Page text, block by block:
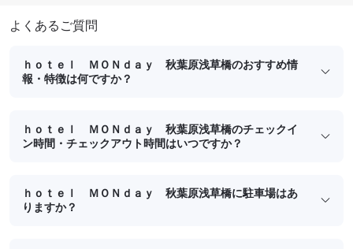
よくあるご質問
ｈｏｔｅｌ ＭＯＮｄａｙ 秋葉原浅草橋のおすすめ情
報・特徴は何ですか？
ｈｏｔｅｌ ＭＯＮｄａｙ 秋葉原浅草橋のチェックイ
ン時間・チェックアウト時間はいつですか？
ｈｏｔｅｌ ＭＯＮｄａｙ 秋葉原浅草橋に駐車場はあ
りますか？